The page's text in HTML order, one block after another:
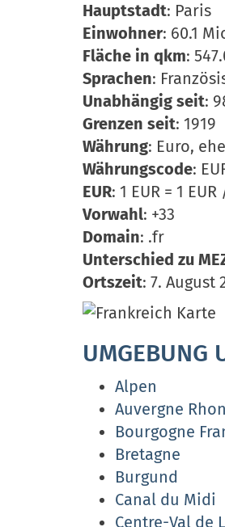
Hauptstadt: Paris
Einwohner: 60.1
Fläche in qkm:
Sprachen:
Unabhängig seit:
Grenzen seit: 1919
Währung: Euro,
Währungscode:
EUR: 1 EUR = 1
Vorwahl: +33
Domain: .fr
Unterschied zu
Ortszeit: 7. August
UMGEBUNG
Alpen
Auvergne
Bourgogne
Bretagne
Burgund
Canal du Midi
Centre-Val de